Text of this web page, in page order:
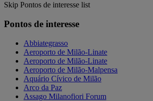
Skip Pontos de interesse list
Pontos de interesse
Abbiategrasso
Aeroporto de Milão-Linate
Aeroporto de Milão-Linate
Aeroporto de Milão-Malpensa
Aquário Cívico de Milão
Arco da Paz
Assago Milanofiori Forum